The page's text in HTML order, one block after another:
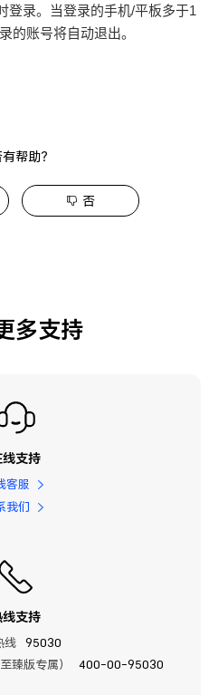
登录。当登录的手机/平板多于1
的账号将自动退出。
帮助？
否
多支持
线支持
客服
我们
线支持
线
95030
臻版专属）
400-00-95030